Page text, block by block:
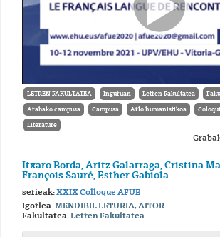
LETREN FAKULTATEA Inguruan Letren Fakultatea
Arabako campusa Campusa Arlo humanistikoa
Literature
Itxaro Borda, Aritz Galarraga, Cristina
François Sauré, Esther Gabiola
serieak:XXIX Colloque AFUE
Igorlea:MENDIBIL LETURIA, AITOR
Fakultatea:Letren Fakultatea